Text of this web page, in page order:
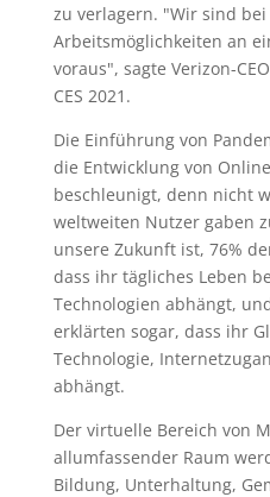
zu verlagern. "Wir sind
Arbeitsmöglichkeiten an
voraus", sagte Verizon-
CES 2021.
Die Einführung von
die Entwicklung von
beschleunigt, denn nicht
weltweiten Nutzer gaben
unsere Zukunft ist, 76%
dass ihr tägliches Leben
Technologien abhängt,
erklärten sogar, dass ihr
Technologie,
abhängt.
Der virtuelle Bereich von
allumfassender Raum
Bildung, Unterhaltung,